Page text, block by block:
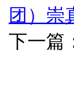
团）崇
下一篇